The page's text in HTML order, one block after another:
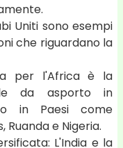
Uniti sono esempi
che riguardano la
per l'Africa è la
da asporto in
in Paesi come
Ruanda e Nigeria.
L'India e la